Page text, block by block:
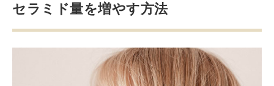
セラミド量を増やす方法